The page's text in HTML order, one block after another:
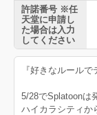
許諾番号 ※任
天堂に申請し
た場合は入力
してください
『好きなルールで
5/28でSplatoonは
ハイカラシティか